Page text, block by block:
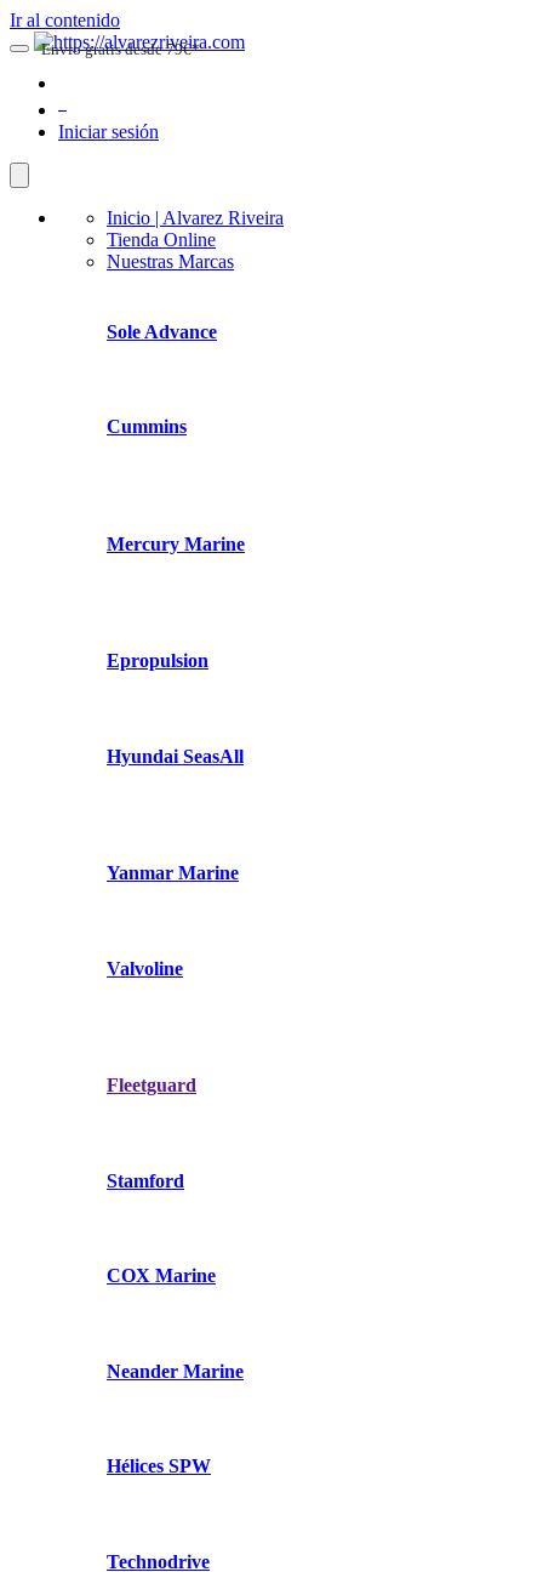
Ir al contenido
Iniciar sesión
Inicio | Alvarez Riveira
Tienda Online
Nuestras Marcas
Sole Advance
Cummins
Mercury Marine
Epropulsion
Hyundai SeasAll
Yanmar Marine
Valvoline
Fleetguard
Stamford
COX Marine
Neander Marine
Hélices SPW
Technodrive
Envio gratis desde 79€*